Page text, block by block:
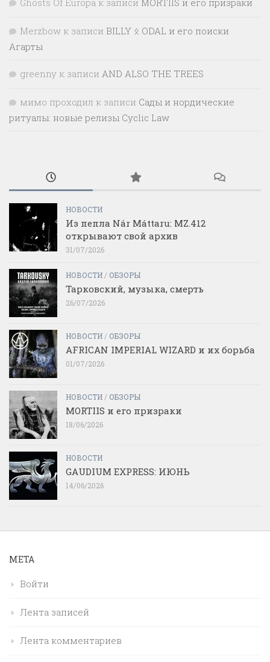
Ghosts Of Europa к записи MORTIIS и его призраки
Merzbow к записи BILLY ᛟ ODAL и его поиски
Агарты
greenny к записи AND ALSO THE TREES
мимо проходил к записи Сады и нордические
ритуалы: новые релизы Cyclic Law
НОВОСТИ
Из пепла Nár Máttaru: MZ.412
открывают свой архив
31/07/2026
НОВОСТИ / ОБЗОРЫ
Тарковский, музыка, смерть
26/07/2026
НОВОСТИ / ОБЗОРЫ
AFRICAN IMPERIAL WIZARD и их борьба
01/07/2026
НОВОСТИ / ОБЗОРЫ
MORTIIS и его призраки
18/06/2026
НОВОСТИ
GAUDIUM EXPRESS: ИЮНЬ
14/06/2026
МЕТА
Войти
Лента записей
Лента комментариев